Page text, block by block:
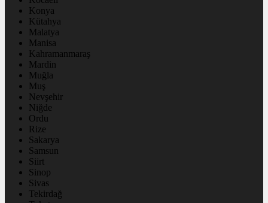
Konya
Kütahya
Malatya
Manisa
Kahramanmaraş
Mardin
Muğla
Muş
Nevşehir
Niğde
Ordu
Rize
Sakarya
Samsun
Siirt
Sinop
Sivas
Tekirdağ